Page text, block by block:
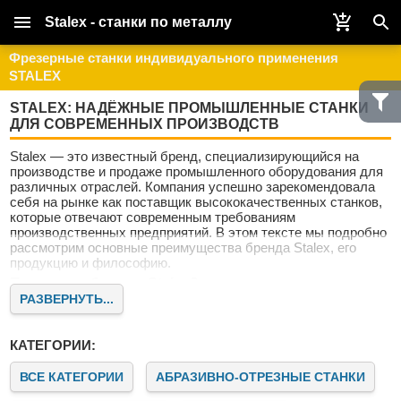
Stalex - станки по металлу
Фрезерные станки индивидуального применения
STALEX
STALEX: НАДЁЖНЫЕ ПРОМЫШЛЕННЫЕ СТАНКИ
ДЛЯ СОВРЕМЕННЫХ ПРОИЗВОДСТВ
Stalex — это известный бренд, специализирующийся на
производстве и продаже промышленного оборудования для
различных отраслей. Компания успешно зарекомендовала
себя на рынке как поставщик высококачественных станков,
которые отвечают современным требованиям
производственных предприятий. В этом тексте мы подробно
рассмотрим основные преимущества бренда Stalex, его
продукцию и философию.
Почему выбирают Stalex?
Stalex — это не просто поставщик оборудования. Это
совершенствованию. Наши клиенты ценят нас за качество,
надёжность и современный подход к машиностроению.
Качество и инновации
Бренд Stalex известен своим стремлением к постоянному
РАЗВЕРНУТЬ...
КАТЕГОРИИ:
ВСЕ КАТЕГОРИИ АБРАЗИВНО-ОТРЕЗНЫЕ СТАНКИ